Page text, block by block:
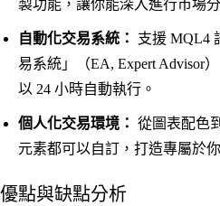
製功能，讓你能深入進行市場分
自動化交易系統：
支援 MQL4
易系統」（EA, Expert Advisor
以 24 小時自動執行。
個人化交易環境： 從圖表配色
元素都可以自訂，打造專屬於
優點與缺點分析